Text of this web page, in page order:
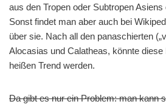
aus den Tropen oder Subtropen
Sonst findet man aber auch bei
über sie. Nach all den panaschierten
Alocasias und Calatheas, könnte
heißen Trend werden.
Da gibt es nur ein Problem: man kann